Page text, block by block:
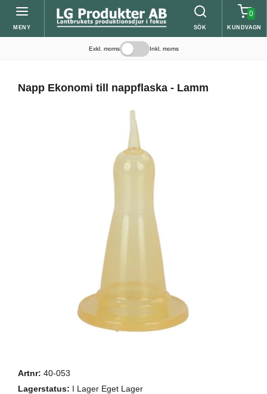
MENY SÖK
0
KUNDVAGN
Exkl. moms Inkl. moms
Napp Ekonomi till nappflaska - Lamm
Artnr: 40-053
Lagerstatus: I Lager Eget Lager